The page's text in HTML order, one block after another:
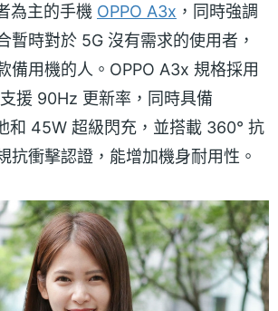
為主的手機 OPPO A3x ，同時強調
暫時對於 5G 沒有需求的使用者，
備用機的人。OPPO A3x 規格採用
援 90Hz 更新率，同時具備
和 45W 超級閃充，並搭載 360° 抗
抗衝擊認證，能增加機身耐用性。